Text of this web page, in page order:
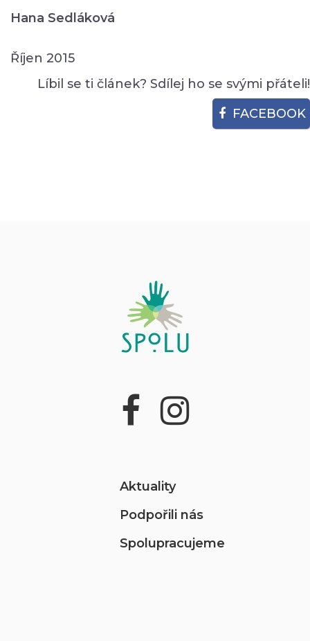
Hana Sedláková
Říjen 2015
Líbil se ti článek? Sdílej ho se svými přáteli!
FACEBOOK
Aktuality
Podpořili nás
Spolupracujeme